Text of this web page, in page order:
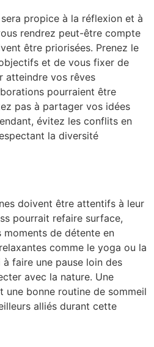
propice à la réflexion et à
rendrez peut-être compte
être priorisées. Prenez le
et de vous fixer de
atteindre vos rêves
pourraient être
pas à partager vos idées
évitez les conflits en
la diversité
doivent être attentifs à leur
pourrait refaire surface,
de détente en
comme le yoga ou la
faire une pause loin des
avec la nature. Une
une bonne routine de sommeil
alliés durant cette